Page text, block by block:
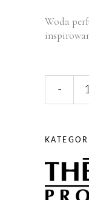
Woda
Porcelaine
De
Parfum
-
-